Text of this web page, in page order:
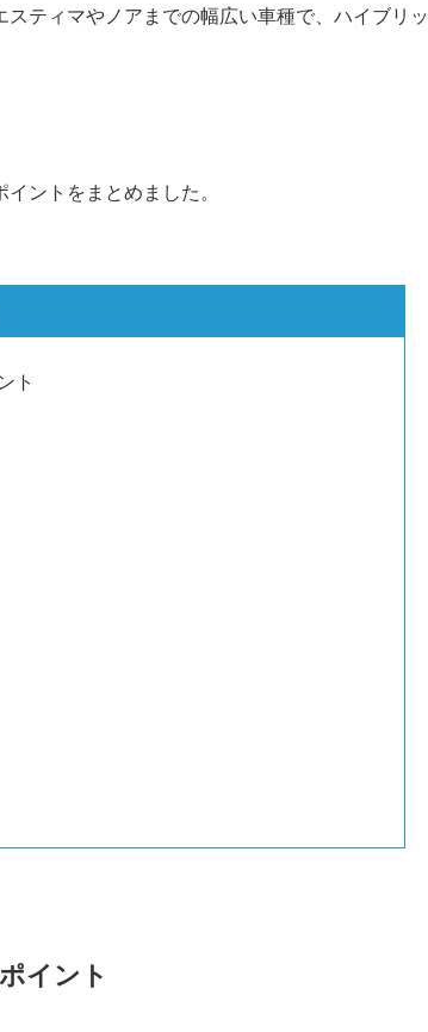
ティマやノアまでの幅広い車種で、ハイブリッ
イントをまとめました。
ト
イント